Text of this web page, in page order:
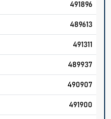
491896
489613
491311
489937
490907
491900